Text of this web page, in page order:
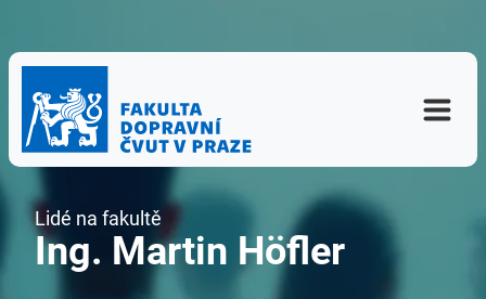
Lidé na fakultě
Ing. Martin Höfler